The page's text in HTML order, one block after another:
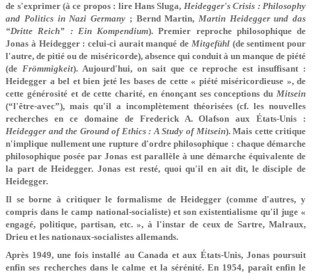
de s'exprimer (à ce propos : lire Hans Sluga, Heidegger's Crisis : Philosophy
and Politics in Nazi Germany ; Bernd Martin, Martin Heidegger und das
“Dritte Reich” : Ein Kompendium). Premier reproche philosophique de
Jonas à Heidegger : celui-ci aurait manqué de Mitgefühl(de sentiment pour
l'autre, de pitié ou de miséricorde), absence qui conduit à un manque de piété
(de Frömmigkeit). Aujourd'hui, on sait que ce reproche est insuffisant :
Heidegger a bel et bien jeté les bases de cette « piété miséricordieuse », de
cette générosité et de cette charité, en énonçant ses conceptions du Mitsein
(“l'être-avec”), mais qu'il a incomplètement théorisées (cf. les nouvelles
recherches en ce domaine de Frederick A. Olafson aux États-Unis :
Heidegger and the Ground of Ethics : A Study of Mitsein). Mais cette critique
n'implique nullement une rupture d'ordre philosophique : chaque démarche
philosophique posée par Jonas est parallèle à une démarche équivalente de
la part de Heidegger. Jonas est resté, quoi qu'il en ait dit, le disciple de
Heidegger.
Il se borne à critiquer le formalisme de Heidegger (comme d'autres, y
compris dans le camp national-socialiste) et son existentialisme qu'il juge «
engagé, politique, partisan, etc. », à l'instar de ceux de Sartre, Malraux,
Drieu et les nationaux-socialistes allemands.
Après 1949, une fois installé au Canada et aux États-Unis, Jonas poursuit
enfin ses recherches dans le calme et la sérénité. En 1954, paraît enfin le